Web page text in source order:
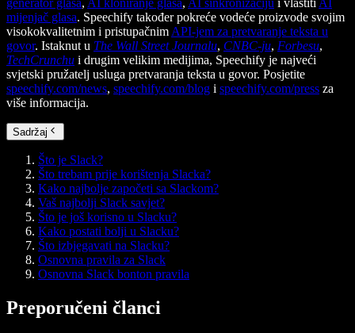
mijenjač glasa. Speechify također pokreće vodeće proizvode svojim
visokokvalitetnim i pristupačnim API-jem za pretvaranje teksta u
govor. Istaknut u The Wall Street Journalu, CNBC-ju, Forbesu,
TechCrunchu i drugim velikim medijima, Speechify je najveći
svjetski pružatelj usluga pretvaranja teksta u govor. Posjetite
speechify.com/news, speechify.com/blog i speechify.com/press za
više informacija.
Sadržaj
Što je Slack?
Što trebam prije korištenja Slacka?
Kako najbolje započeti sa Slackom?
Vaš najbolji Slack savjet?
Što je još korisno u Slacku?
Kako postati bolji u Slacku?
Što izbjegavati na Slacku?
Osnovna pravila za Slack
Osnovna Slack bonton pravila
Preporučeni članci